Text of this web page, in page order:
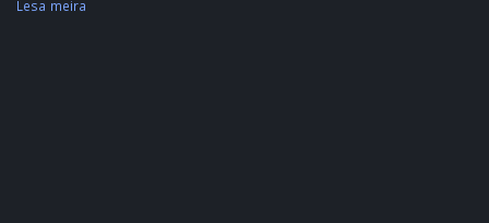
Lesa meira